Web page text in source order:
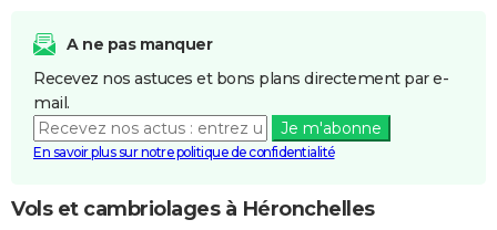
A ne pas manquer
Recevez nos astuces et bons plans directement par e-
mail.
Je m'abonne
En savoir plus sur notre politique de confidentialité
Vols et cambriolages à Héronchelles